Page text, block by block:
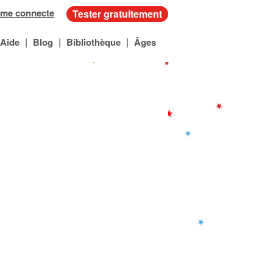
connecte Tester gratuitement
Aide | Blog | Bibliothèque | Âges